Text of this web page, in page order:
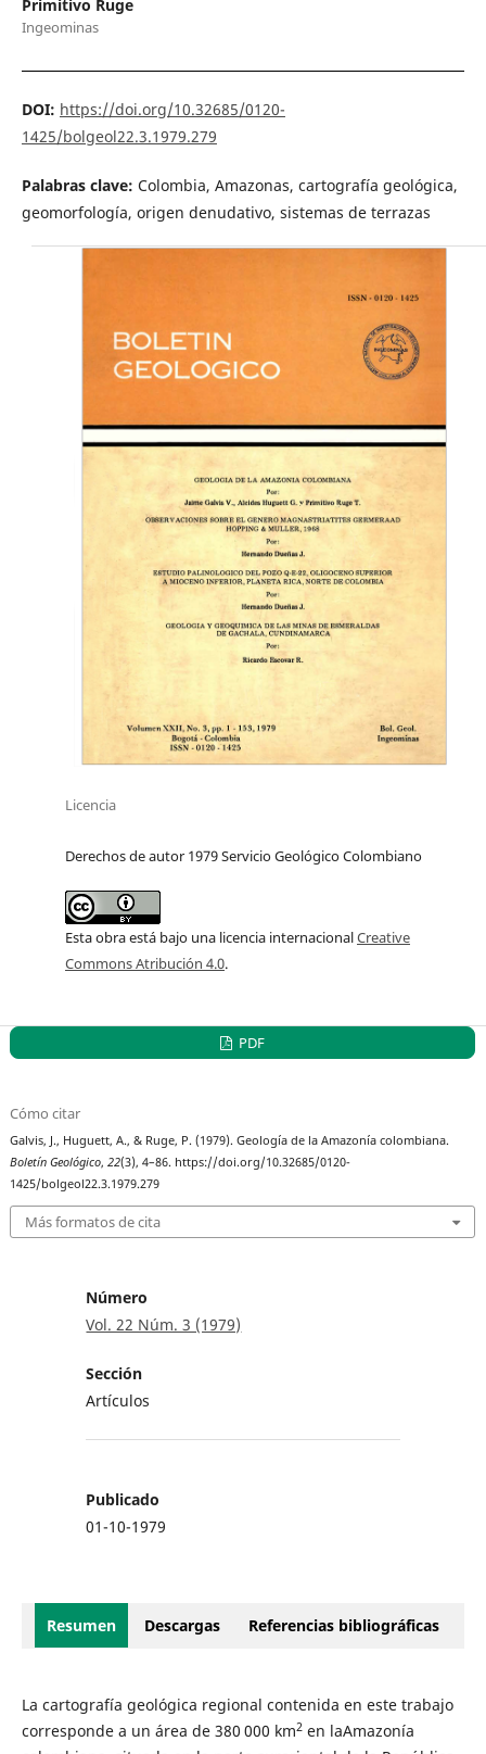
Primitivo Ruge
Ingeominas
DOI: https://doi.org/10.32685/0120-
1425/bolgeol22.3.1979.279
Palabras clave: Colombia, Amazonas, cartografía geológica,
geomorfología, origen denudativo, sistemas de terrazas
Licencia
Derechos de autor 1979 Servicio Geológico Colombiano
Esta obra está bajo una licencia internacionalCreative
Commons Atribución 4.0.
PDF
Cómo citar
Galvis, J., Huguett, A., & Ruge, P. (1979). Geología de la Amazonía colombiana.
Boletín Geológico,22(3), 4–86. https://doi.org/10.32685/0120-
1425/bolgeol22.3.1979.279
Más formatos de cita
Número
Vol. 22 Núm. 3 (1979)
Sección
Artículos
Publicado
01-10-1979
Resumen Descargas Referencias bibliográficas
La cartografía geológica regional contenida en este trabajo
corresponde a un área de 380 000 km2en laAmazonía